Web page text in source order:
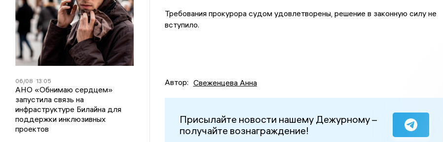
06/08 13:05
АНО «Обнимаю сердцем»
запустила связь на
инфраструктуре Билайна для
поддержки инклюзивных
проектов
Требования прокурора судом удовлетворены, решение в законную силу не
вступило.
Автор: Свеженцева Анна
Присылайте новости нашему Дежурному –
получайте вознаграждение!